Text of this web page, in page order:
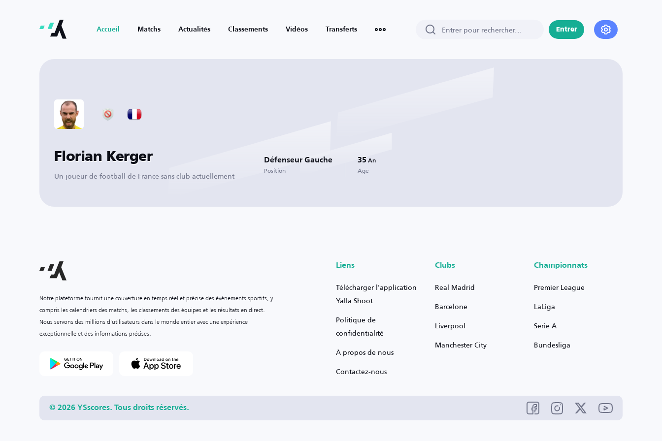
Accueil Matchs Actualités Classements Vidéos Transferts Entrer
Florian Kerger
Un joueur de football de France sans club actuellement
Défenseur Gauche
Position
35 An
Âge
Notre plateforme fournit une couverture en temps réel et précise des événements sportifs, y
compris les calendriers des matchs, les classements des équipes et les résultats en direct.
Nous servons des millions d'utilisateurs dans le monde entier avec une expérience
exceptionnelle et des informations précises.
Liens
Télécharger l'application
Yalla Shoot
Politique de
confidentialité
À propos de nous
Contactez-nous
Clubs
Real Madrid
Barcelone
Liverpool
Manchester City
Championnats
Premier League
LaLiga
Serie A
Bundesliga
© 2026 YSscores. Tous droits réservés.